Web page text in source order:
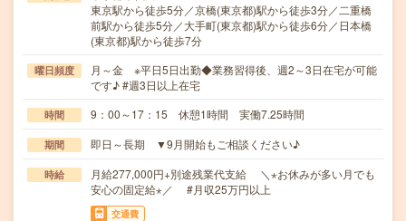
東京駅から徒歩5分／京橋(東京都)駅から徒歩3分／二重橋
前駅から徒歩5分／大手町(東京都)駅から徒歩6分／日本橋
(東京都)駅から徒歩7分
曜日頻度
月～金 ※平日5日出勤◆業務習得後、週2～3日在宅が可能
です♪ #週3日以上在宅
時間 9：00～17：15 休憩1時間 実働7.25時間
期間 即日～長期 ▼9月開始もご相談ください♪
時給
月給277,000円+別途残業代支給 ＼⋆お休みが多い月でも
安心の固定給⋆／ #月収25万円以上
交通費